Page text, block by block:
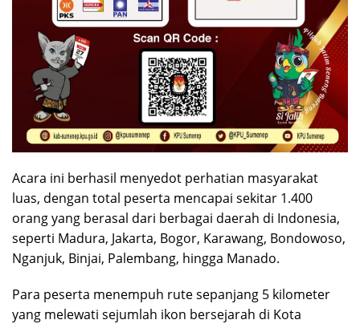
Acara ini berhasil menyedot perhatian masyarakat
luas, dengan total peserta mencapai sekitar 1.400
orang yang berasal dari berbagai daerah di Indonesia,
seperti Madura, Jakarta, Bogor, Karawang, Bondowoso,
Nganjuk, Binjai, Palembang, hingga Manado.
Para peserta menempuh rute sepanjang 5 kilometer
yang melewati sejumlah ikon bersejarah di Kota